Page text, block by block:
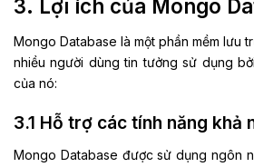
3. Lợi ích của Mongo
Mongo Database là một phần mềm lưu
nhiều người dùng tin tưởng sử dụng
của nó:
3.1 Hỗ trợ các tính năng khả
Mongo Database được sử dụng ngôn